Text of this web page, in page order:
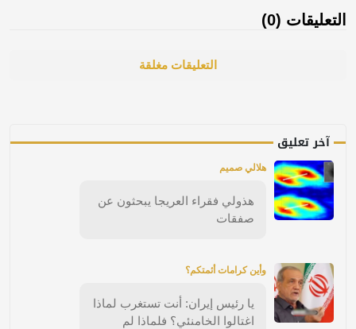
التعليقات (0)
التعليقات مغلقة
آخر تعليق
هلالي صميم
هذولي فقراء العريجا يبحثون عن
صفقات
وأين كرامات أئمتكم؟
يا رئيس إيران: أنت تستغرب لماذا
اغتالوا الخامنئي؟ فلماذا لم